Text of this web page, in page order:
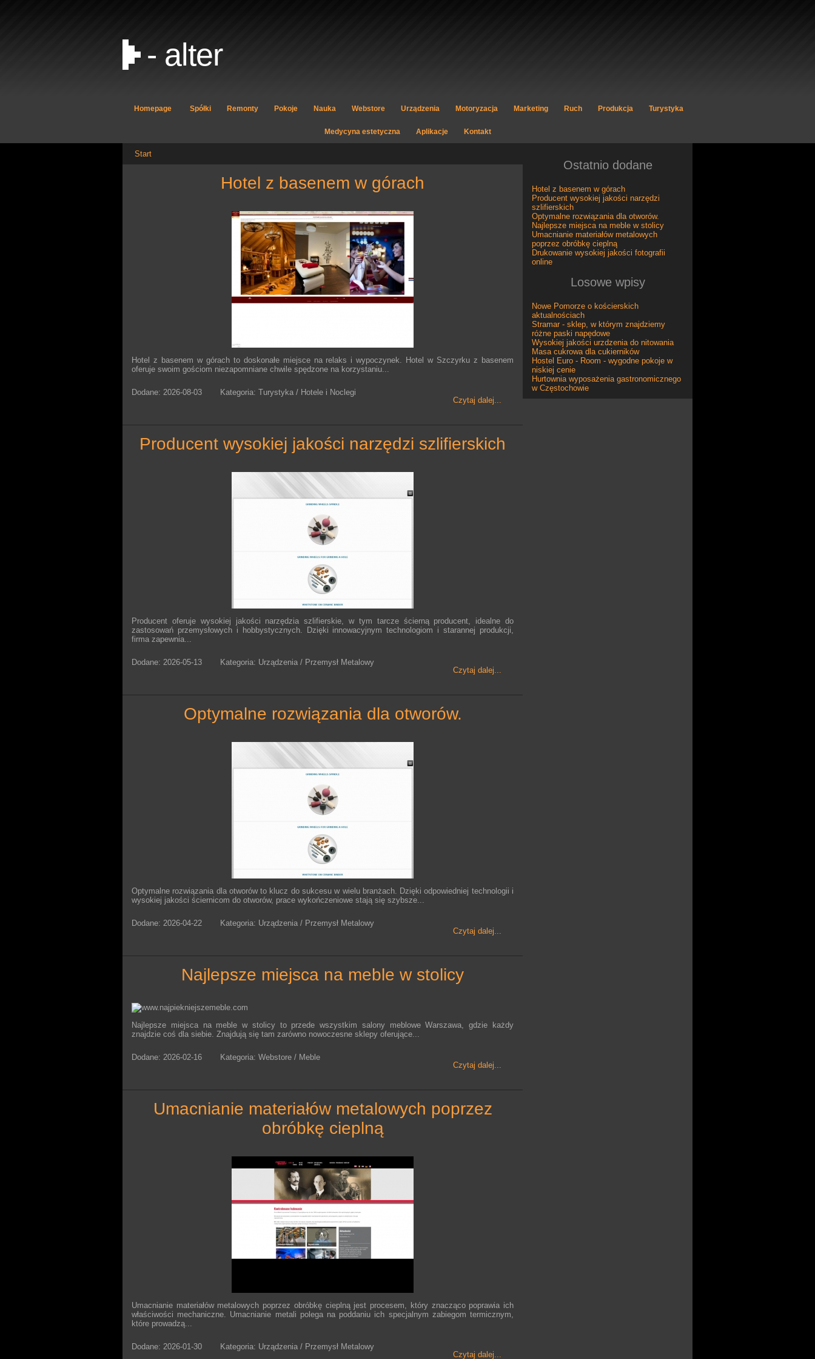
- alter
Homepage Spółki Remonty Pokoje Nauka Webstore Urządzenia Motoryzacja Marketing Ruch Produkcja Turystyka
Medycyna estetyczna Aplikacje Kontakt
Start
hotel z basenem w górach
Hotel z basenem w górach to doskonałe miejsce na relaks i wypoczynek. Hotel w Szczyrku z basenem
oferuje swoim gościom niezapomniane chwile spędzone na korzystaniu...
Czytaj dalej...
Dodane: 2026-08-03 Kategoria: Turystyka / Hotele i Noclegi
producent wysokiej jakości narzędzi szlifierskich
Producent oferuje wysokiej jakości narzędzia szlifierskie, w tym tarcze ścierną producent, idealne do
zastosowań przemysłowych i hobbystycznych. Dzięki innowacyjnym technologiom i starannej produkcji,
firma zapewnia...
Czytaj dalej...
Dodane: 2026-05-13 Kategoria: Urządzenia / Przemysł Metalowy
optymalne rozwiązania dla otworów.
Optymalne rozwiązania dla otworów to klucz do sukcesu w wielu branżach. Dzięki odpowiedniej technologii i
wysokiej jakości ściernicom do otworów, prace wykończeniowe stają się szybsze...
Czytaj dalej...
Dodane: 2026-04-22 Kategoria: Urządzenia / Przemysł Metalowy
najlepsze miejsca na meble w stolicy
Najlepsze miejsca na meble w stolicy to przede wszystkim salony meblowe Warszawa, gdzie każdy
znajdzie coś dla siebie. Znajdują się tam zarówno nowoczesne sklepy oferujące...
Czytaj dalej...
Dodane: 2026-02-16 Kategoria: Webstore / Meble
umacnianie materiałów metalowych poprzez
obróbkę cieplną
Umacnianie materiałów metalowych poprzez obróbkę cieplną jest procesem, który znacząco poprawia ich
właściwości mechaniczne. Umacnianie metali polega na poddaniu ich specjalnym zabiegom termicznym,
które prowadzą...
Czytaj dalej...
Dodane: 2026-01-30 Kategoria: Urządzenia / Przemysł Metalowy
Ostatnio dodane
Hotel z basenem w górach
Producent wysokiej jakości narzędzi
szlifierskich
Optymalne rozwiązania dla otworów.
Najlepsze miejsca na meble w stolicy
Umacnianie materiałów metalowych
poprzez obróbkę cieplną
Drukowanie wysokiej jakości fotografii
online
Losowe wpisy
Nowe Pomorze o kościerskich
aktualnościach
Stramar - sklep, w którym znajdziemy
różne paski napędowe
Wysokiej jakości urzdzenia do nitowania
Masa cukrowa dla cukierników
Hostel Euro - Room - wygodne pokoje w
niskiej cenie
Hurtownia wyposażenia gastronomicznego
w Częstochowie